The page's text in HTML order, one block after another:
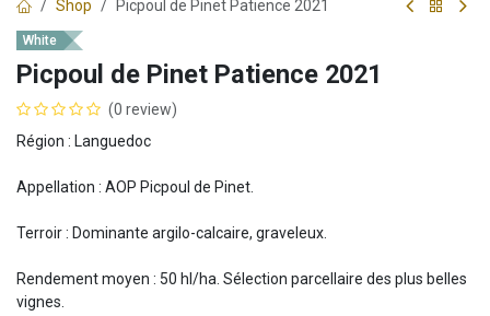
Shop Picpoul de Pinet Patience 2021
White
Picpoul de Pinet Patience 2021
(0 review)
Région : Languedoc
Appellation : AOP Picpoul de Pinet.
Terroir : Dominante argilo-calcaire, graveleux.
Rendement moyen : 50 hl/ha. Sélection parcellaire des plus belles
vignes.